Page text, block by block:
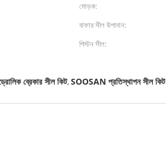
মোড়ক:
বাফার সীল উপাদান:
পিস্টন সীল:
ব্রেকার সীল কিট,SOOSAN প্রতিস্থাপন সীল কিট